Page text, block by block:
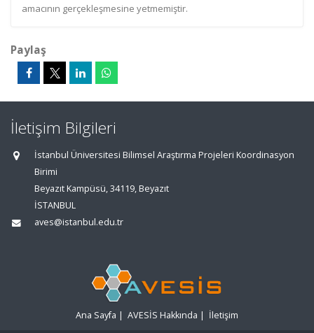
amacının gerçekleşmesine yetmemiştir.
Paylaş
İletişim Bilgileri
İstanbul Üniversitesi Bilimsel Araştırma Projeleri Koordinasyon
Birimi
Beyazıt Kampüsü, 34119, Beyazıt
İSTANBUL
aves@istanbul.edu.tr
Ana Sayfa | AVESİS Hakkında | İletişim